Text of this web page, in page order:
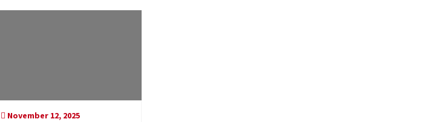
November 12, 2025